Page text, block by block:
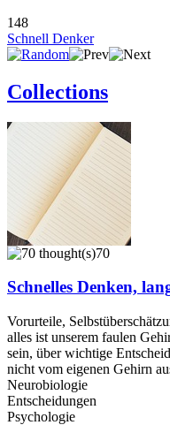
148
Schnell Denker
Collections
70
Schnelles Denken,
Vorurteile,
alles ist unserem faulen
sein, über wichtige
nicht vom eigenen Gehirn
Neurobiologie
Entscheidungen
Psychologie